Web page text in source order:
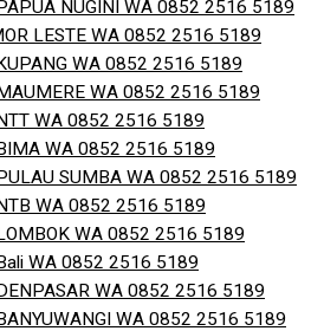
NUGINI WA 0852 2516 5189
LESTE WA 0852 2516 5189
WA 0852 2516 5189
WA 0852 2516 5189
WA 0852 2516 5189
BIMA WA 0852 2516 5189
SUMBA WA 0852 2516 5189
WA 0852 2516 5189
WA 0852 2516 5189
WA 0852 2516 5189
WA 0852 2516 5189
WA 0852 2516 5189